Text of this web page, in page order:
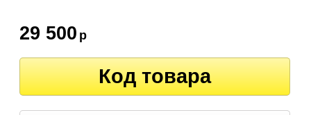
29 500 р
Код товара